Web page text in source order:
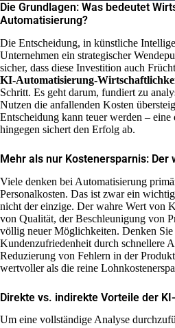
Die Grundlagen: Was bedeutet
Automatisierung?
Die Entscheidung, in künstliche
Unternehmen ein strategischer
sicher, dass diese Investition auch
KI-Automatisierung-
Schritt. Es geht darum, fundiert zu
Nutzen die anfallenden Kosten
Entscheidung kann teuer werden – eine
hingegen sichert den Erfolg ab.
Mehr als nur Kostenersparnis: Der
Viele denken bei Automatisierung
Personalkosten. Das ist zwar ein
nicht der einzige. Der wahre Wert von
von Qualität, der Beschleunigung von
völlig neuer Möglichkeiten. Denken Sie
Kundenzufriedenheit durch schnellere
Reduzierung von Fehlern in der
wertvoller als die reine
Direkte vs. indirekte Vorteile der
Um eine vollständige Analyse